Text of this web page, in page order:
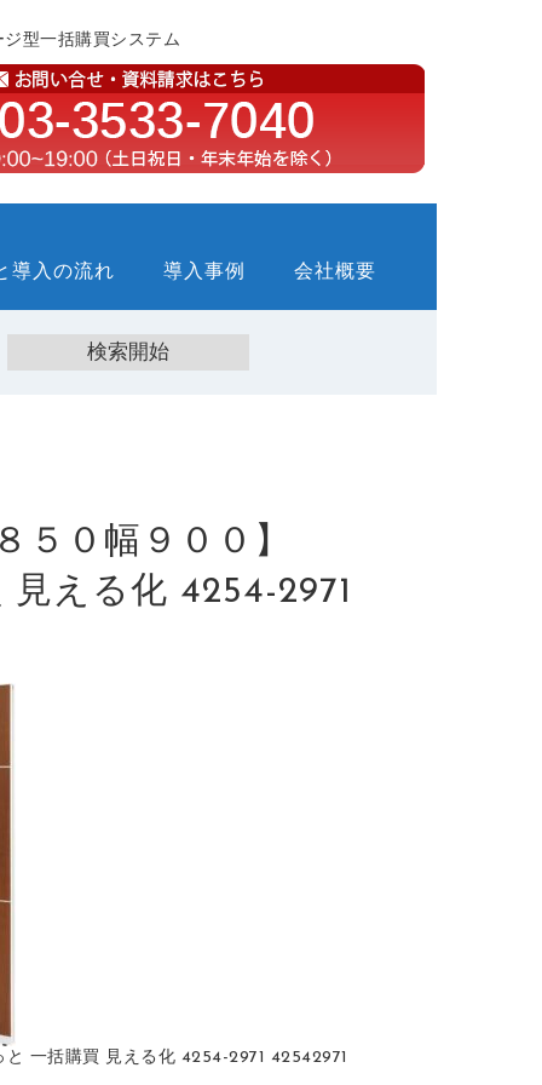
型一括購買システム
導入の流れ 導入事例 会社概要
０幅９００】
える化 4254-2971
一括購買 見える化 4254-2971 42542971